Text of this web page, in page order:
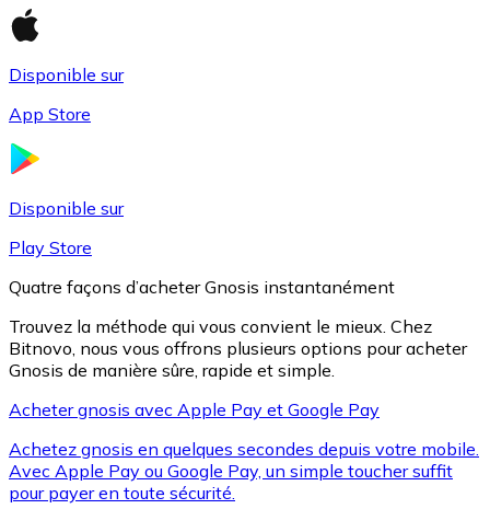
XRP
XRP
Disponible sur
App Store
Disponible sur
Play Store
Quatre façons d’acheter Gnosis instantanément
Trouvez la méthode qui vous convient le mieux. Chez
Bitnovo, nous vous offrons plusieurs options pour acheter
Gnosis de manière sûre, rapide et simple.
Acheter gnosis avec Apple Pay et Google Pay
Achetez gnosis en quelques secondes depuis votre mobile.
Avec Apple Pay ou Google Pay, un simple toucher suffit
pour payer en toute sécurité.